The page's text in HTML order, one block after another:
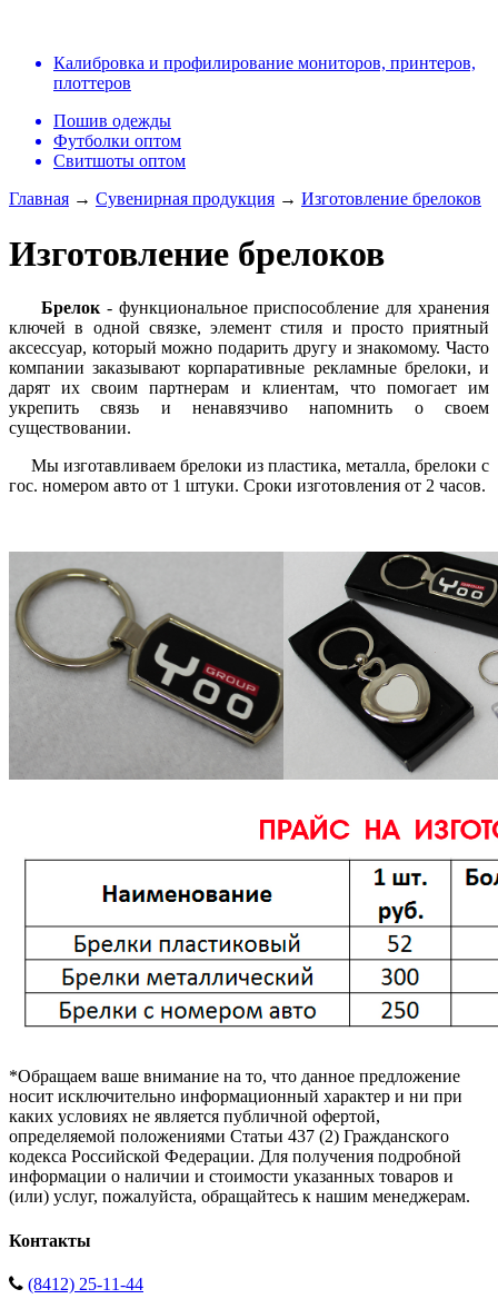
Калибровка и профилирование мониторов, принтеров,
плоттеров
Пошив одежды
Футболки оптом
Свитшоты оптом
Главная → Сувенирная продукция → Изготовление брелоков
Изготовление брелоков
Брелок - функциональное приспособление для хранения
ключей в одной связке, элемент стиля и просто приятный
аксессуар, который можно подарить другу и знакомому. Часто
компании заказывают корпаративные рекламные брелоки, и
дарят их своим партнерам и клиентам, что помогает им
укрепить связь и ненавязчиво напомнить о своем
существовании.
Мы изготавливаем брелоки из пластика, металла, брелоки с
гос. номером авто от 1 штуки. Сроки изготовления от 2 часов.
*Обращаем ваше внимание на то, что данное предложение
носит исключительно информационный характер и ни при
каких условиях не является публичной офертой,
определяемой положениями Статьи 437 (2) Гражданского
кодекса Российской Федерации. Для получения подробной
информации о наличии и стоимости указанных товаров и
(или) услуг, пожалуйста, обращайтесь к нашим менеджерам.
Контакты
(8412) 25-11-44